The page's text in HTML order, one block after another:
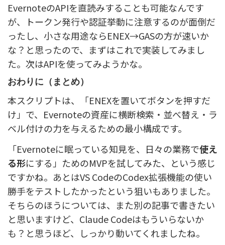
EvernoteのAPIを直読みすることも可能なんです
が、トークン発行や認証挙動に注意するのが面倒だ
ったし、小さな用途ならENEX→GASの方が速いか
な？と思ったので、まずはこれで実装してみまし
た。次はAPIを使ってみようかな。
おわりに（まとめ）
本スクリプトは、「ENEXを置いてボタンを押すだ
け」で、Evernoteの資産に横断検索・並べ替え・ラ
ベル付けの力を与えるための最小構成です。
「Evernoteに眠っている知見を、日々の業務で使え
る形にする」ためのMVPを試してみた、という感じ
ですかね。あとはVS CodeのCodex拡張機能の使い
勝手をテストしたかったという狙いもありました。
そちらのほうについては、また別の記事で書きたい
と思いますけど、Claude Codeはもういらないか
も？と思うほど、しっかり動いてくれましたね。